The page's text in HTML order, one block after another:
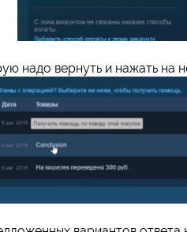
надо вернуть и нажать на